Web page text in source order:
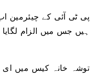
پی ٹی آئی کے چیئرمین
ہیں جس میں الزام
توشہ خانہ کیس میں ای